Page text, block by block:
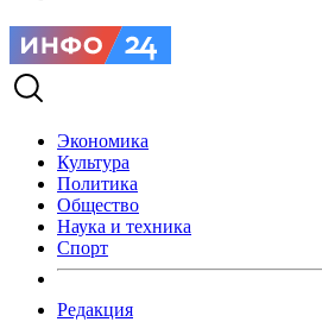
Экономика
Культура
Политика
Общество
Наука и техника
Спорт
Редакция